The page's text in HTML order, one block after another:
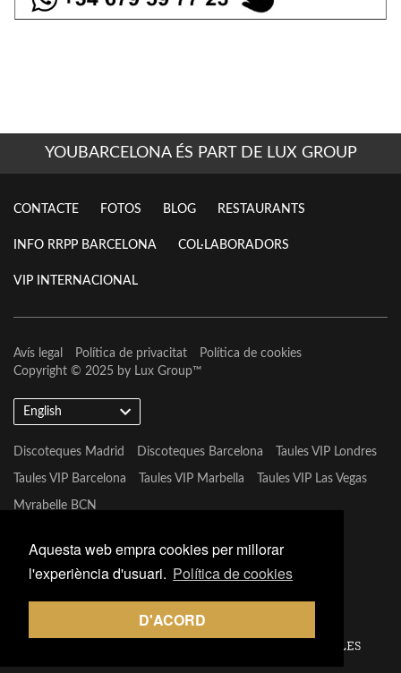
Aquesta web empra cookies per millorar
l'experiència d'usuari. Política de cookies
D'ACORD
YOUBARCELONA ÉS PART DE LUX GROUP
CONTACTE FOTOS BLOG RESTAURANTS
INFO RRPP BARCELONA COL·LABORADORS
VIP INTERNACIONAL
Avís legal Política de privacitat
Política de cookies
Copyright © 2025 by Lux Group™
English
Discoteques Madrid Discoteques Barcelona Taules VIP Londres
Taules VIP Barcelona Taules VIP Marbella Taules VIP Las Vegas
Myrabelle BCN